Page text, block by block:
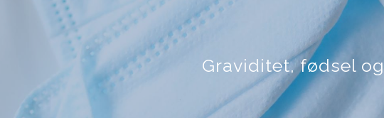
Graviditet, fødsel